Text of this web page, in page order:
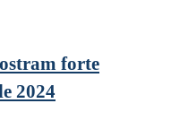
forte
2024